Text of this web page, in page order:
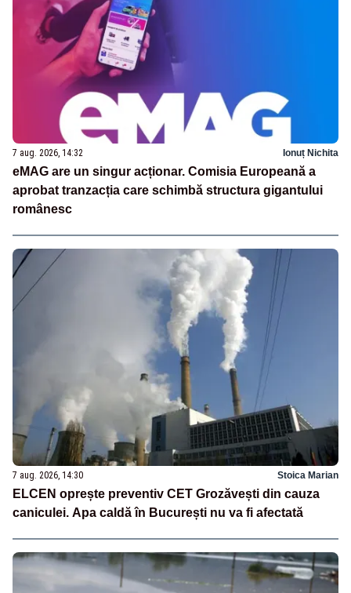
7 aug. 2026, 14:32 Ionuț Nichita
eMAG are un singur acționar. Comisia Europeană a
aprobat tranzacția care schimbă structura gigantului
românesc
7 aug. 2026, 14:30 Stoica Marian
ELCEN oprește preventiv CET Grozăvești din cauza
caniculei. Apa caldă în București nu va fi afectată